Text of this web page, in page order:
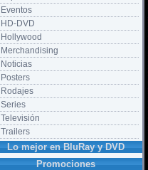
Eventos
HD-DVD
Hollywood
Merchandising
Noticias
Posters
Rodajes
Series
Televisión
Trailers
Lo mejor en BluRay y DVD
Promociones